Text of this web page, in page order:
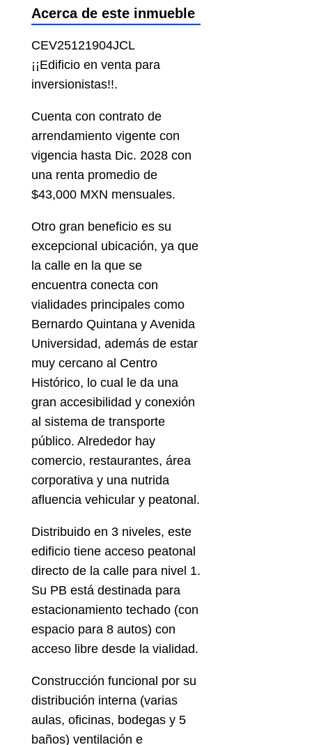
Acerca de este inmueble
CEV25121904JCL
¡¡Edificio en venta para
inversionistas!!.
Cuenta con contrato de
arrendamiento vigente con
vigencia hasta Dic. 2028 con
una renta promedio de
$43,000 MXN mensuales.
Otro gran beneficio es su
excepcional ubicación, ya que
la calle en la que se
encuentra conecta con
vialidades principales como
Bernardo Quintana y Avenida
Universidad, además de estar
muy cercano al Centro
Histórico, lo cual le da una
gran accesibilidad y conexión
al sistema de transporte
público. Alrededor hay
comercio, restaurantes, área
corporativa y una nutrida
afluencia vehicular y peatonal.
Distribuido en 3 niveles, este
edificio tiene acceso peatonal
directo de la calle para nivel 1.
Su PB está destinada para
estacionamiento techado (con
espacio para 8 autos) con
acceso libre desde la vialidad.
Construcción funcional por su
distribución interna (varias
aulas, oficinas, bodegas y 5
baños) ventilación e